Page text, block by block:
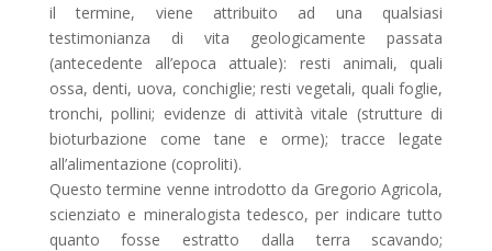
il termine, viene attribuito ad una qualsiasi
testimonianza di vita geologicamente passata
(antecedente all’epoca attuale): resti animali, quali
ossa, denti, uova, conchiglie; resti vegetali, quali foglie,
tronchi, pollini; evidenze di attività vitale (strutture di
bioturbazione come tane e orme); tracce legate
all’alimentazione (coproliti).
Questo termine venne introdotto da Gregorio Agricola,
scienziato e mineralogista tedesco, per indicare tutto
quanto fosse estratto dalla terra scavando;